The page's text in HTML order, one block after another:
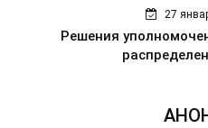
27
Решения